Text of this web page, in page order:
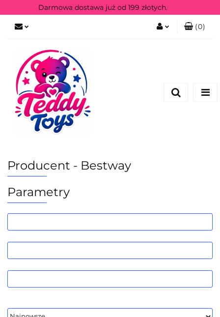
Darmowa dostawa już od 199 złotych.
(0)
Producent - Bestway
Parametry